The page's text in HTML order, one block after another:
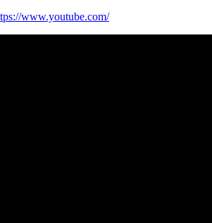
www.youtube.com/